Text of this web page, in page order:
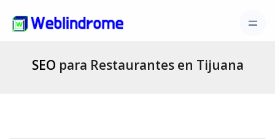
SEO para Restaurantes en Tijuana